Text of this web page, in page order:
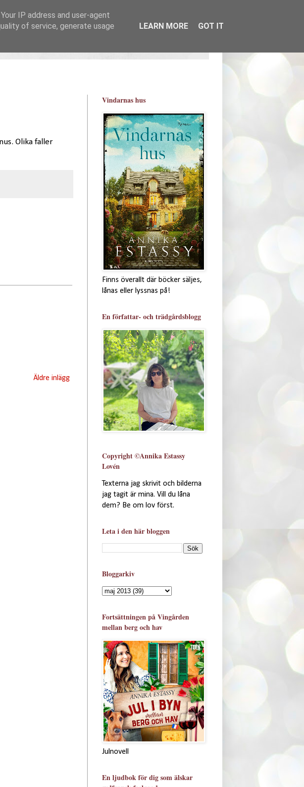
Olika faller
Äldre inlägg
Vindarnas hus
Finns överallt där böcker säljes,
lånas eller lyssnas på!
En författar- och trädgårdsblogg
Copyright ©Annika Estassy
Lovén
Texterna jag skrivit och bilderna
jag tagit är mina. Vill du låna
dem? Be om lov först.
Leta i den här bloggen
Bloggarkiv
Fortsättningen på Vingården
mellan berg och hav
Julnovell
En ljudbok för dig som älskar
IP address and user-agent
of service, generate usage
LEARN MORE GOT IT